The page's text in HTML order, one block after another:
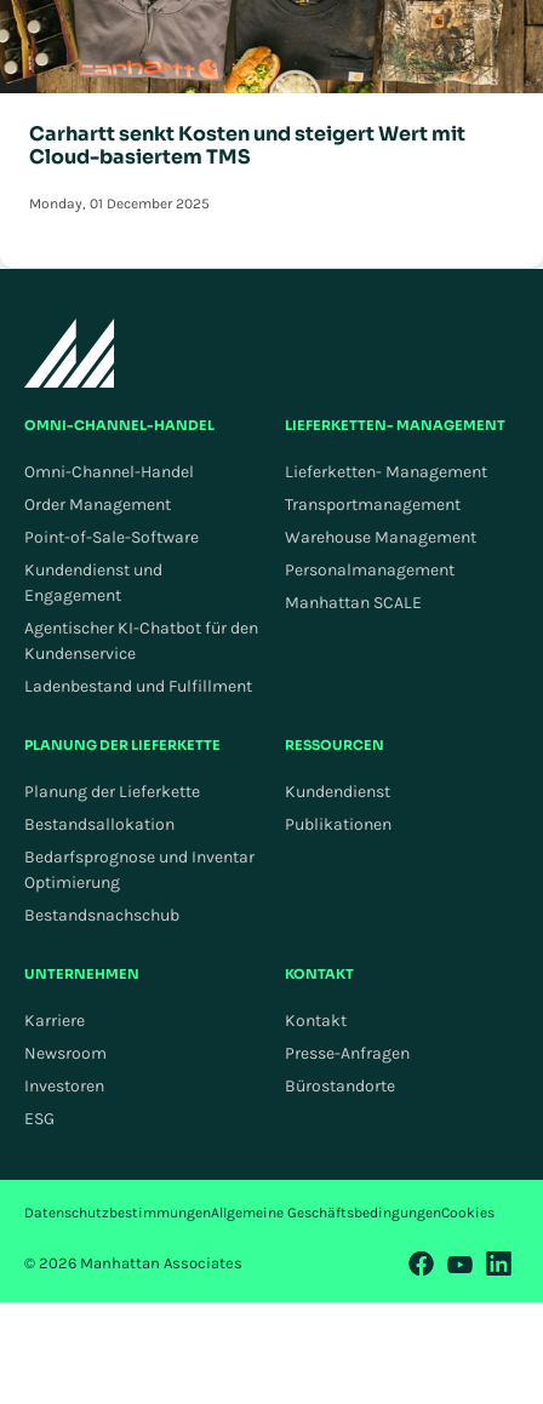
Carhartt senkt Kosten und steigert Wert mit
Cloud-basiertem TMS
Monday, 01 December 2025
OMNI-CHANNEL-HANDEL
Omni-Channel-Handel
Order Management
Point-of-Sale-Software
Kundendienst und
Engagement
Agentischer KI-Chatbot für den
Kundenservice
Ladenbestand und Fulfillment
LIEFERKETTEN- MANAGEMENT
Lieferketten- Management
Transportmanagement
Warehouse Management
Personalmanagement
Manhattan SCALE
PLANUNG DER LIEFERKETTE
Planung der Lieferkette
Bestandsallokation
Bedarfsprognose und Inventar
Optimierung
Bestandsnachschub
RESSOURCEN
Kundendienst
Publikationen
UNTERNEHMEN
Karriere
Newsroom
Investoren
ESG
KONTAKT
Kontakt
Presse-Anfragen
Bürostandorte
© 2026 Manhattan Associates
DatenschutzbestimmungenAllgemeine GeschäftsbedingungenCookies